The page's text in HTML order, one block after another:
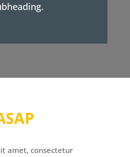
amet, consectetur